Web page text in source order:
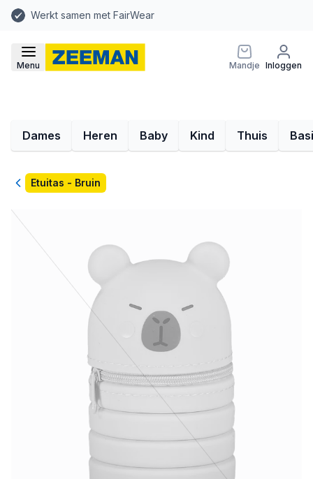
Werkt samen met FairWear
Menu Mandje Inloggen
Dames Heren Baby Kind Thuis
TerugEtuitas - Bruin